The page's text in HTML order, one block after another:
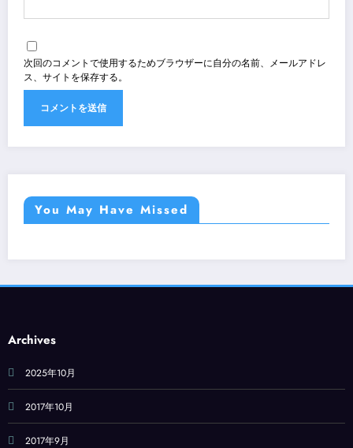
次回のコメントで使用するためブラウザーに自分の名前、メールアドレ
ス、サイトを保存する。
You May Have Missed
Archives
2025年10月
2017年10月
2017年9月